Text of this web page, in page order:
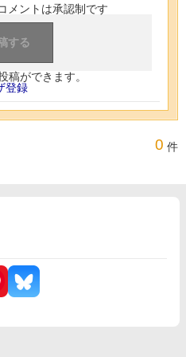
メントは承認制です
稿ができます。
登録
0 件